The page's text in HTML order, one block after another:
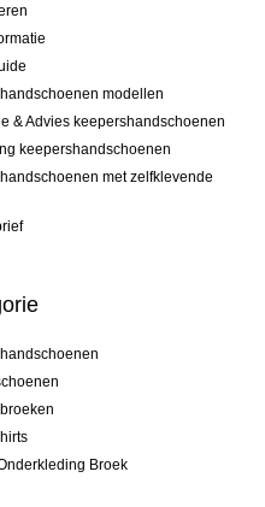
modellen
& Advies keepershandschoenen
keepershandschoenen
met zelfklevende
Broek